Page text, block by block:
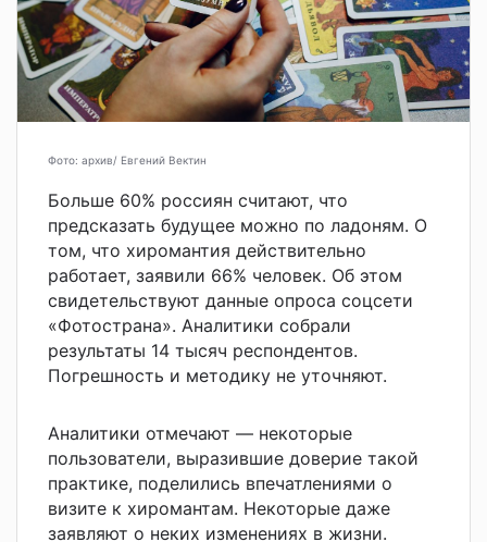
Фото: архив/ Евгений Вектин
Больше 60% россиян считают, что
предсказать будущее можно по ладоням. О
том, что хиромантия действительно
работает, заявили 66% человек. Об этом
свидетельствуют данные опроса соцсети
«Фотострана». Аналитики собрали
результаты 14 тысяч респондентов.
Погрешность и методику не уточняют.
Аналитики отмечают — некоторые
пользователи, выразившие доверие такой
практике, поделились впечатлениями о
визите к хиромантам. Некоторые даже
заявляют о неких изменениях в жизни.